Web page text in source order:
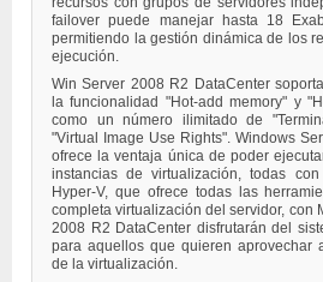
failover puede manejar hasta 18
permitiendo la gestión dinámica de los
ejecución.
Win Server 2008 R2 DataCenter
la funcionalidad "Hot-add memory" y
como un número ilimitado de
"Virtual Image Use Rights". Windows
ofrece la ventaja única de poder
instancias de virtualización, todas
Hyper-V, que ofrece todas las
completa virtualización del servidor, con
2008 R2 DataCenter disfrutarán del
para aquellos que quieren aprovechar
de la virtualización.